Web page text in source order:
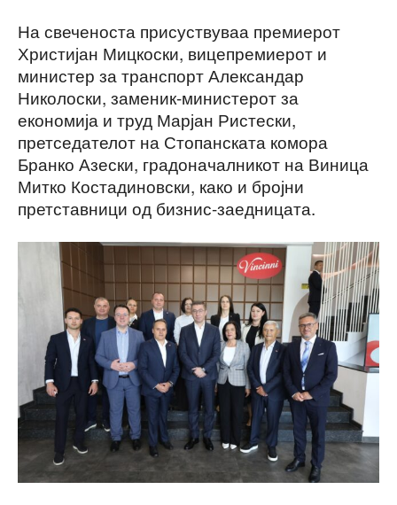
На свеченоста присуствуваа премиерот
Христијан Мицкоски, вицепремиерот и
министер за транспорт Александар
Николоски, заменик-министерот за
економија и труд Марјан Ристески,
претседателот на Стопанската комора
Бранко Азески, градоначалникот на Виница
Митко Костадиновски, како и бројни
претставници од бизнис-заедницата.